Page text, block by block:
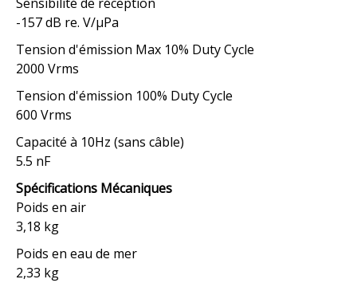
-157 dB re. V/μPa
Tension d'émission Max 10% Duty Cycle
2000 Vrms
Tension d'émission 100% Duty Cycle
600 Vrms
Capacité à 10Hz (sans câble)
5.5 nF
Spécifications Mécaniques
Poids en air
3,18 kg
Poids en eau de mer
2,33 kg